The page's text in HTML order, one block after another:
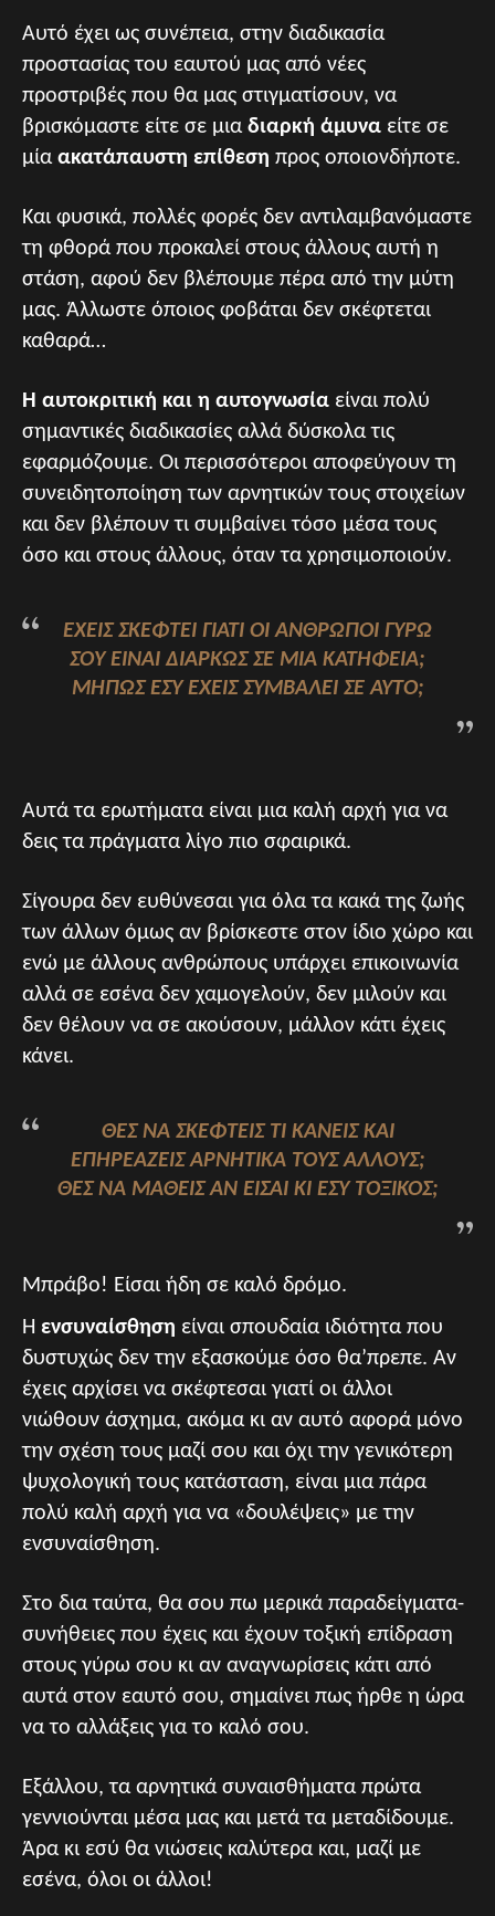
Αυτό έχει ως συνέπεια, στην διαδικασία
προστασίας του εαυτού μας από νέες
προστριβές που θα μας στιγματίσουν, να
βρισκόμαστε είτε σε μια διαρκή άμυνα είτε σε
μία ακατάπαυστη επίθεση προς οποιονδήποτε.
Και φυσικά, πολλές φορές δεν αντιλαμβανόμαστε
τη φθορά που προκαλεί στους άλλους αυτή η
στάση, αφού δεν βλέπουμε πέρα από την μύτη
μας. Άλλωστε όποιος φοβάται δεν σκέφτεται
καθαρά…
Η αυτοκριτική και η αυτογνωσία είναι πολύ
σημαντικές διαδικασίες αλλά δύσκολα τις
εφαρμόζουμε. Οι περισσότεροι αποφεύγουν τη
συνειδητοποίηση των αρνητικών τους στοιχείων
και δεν βλέπουν τι συμβαίνει τόσο μέσα τους
όσο και στους άλλους, όταν τα χρησιμοποιούν.
ΈΧΕΙΣ ΣΚΕΦΤΕΊ ΓΙΑΤΊ ΟΙ ΆΝΘΡΩΠΟΙ ΓΎΡΩ
ΣΟΥ ΕΊΝΑΙ ΔΙΑΡΚΏΣ ΣΕ ΜΙΑ ΚΑΤΉΦΕΙΑ;
ΜΉΠΩΣ ΕΣΎ ΈΧΕΙΣ ΣΥΜΒΆΛΕΙ ΣΕ ΑΥΤΌ;
Αυτά τα ερωτήματα είναι μια καλή αρχή για να
δεις τα πράγματα λίγο πιο σφαιρικά.
Σίγουρα δεν ευθύνεσαι για όλα τα κακά της ζωής
των άλλων όμως αν βρίσκεστε στον ίδιο χώρο και
ενώ με άλλους ανθρώπους υπάρχει επικοινωνία
αλλά σε εσένα δεν χαμογελούν, δεν μιλούν και
δεν θέλουν να σε ακούσουν, μάλλον κάτι έχεις
κάνει.
ΘΕΣ ΝΑ ΣΚΕΦΤΕΊΣ ΤΙ ΚΆΝΕΙΣ ΚΑΙ
ΕΠΗΡΕΆΖΕΙΣ ΑΡΝΗΤΙΚΆ ΤΟΥΣ ΆΛΛΟΥΣ;
ΘΕΣ ΝΑ ΜΆΘΕΙΣ ΑΝ ΕΊΣΑΙ ΚΙ ΕΣΎ ΤΟΞΙΚΌΣ;
Μπράβο! Είσαι ήδη σε καλό δρόμο.
Η ενσυναίσθηση είναι σπουδαία ιδιότητα που
δυστυχώς δεν την εξασκούμε όσο θα’πρεπε. Αν
έχεις αρχίσει να σκέφτεσαι γιατί οι άλλοι
νιώθουν άσχημα, ακόμα κι αν αυτό αφορά μόνο
την σχέση τους μαζί σου και όχι την γενικότερη
ψυχολογική τους κατάσταση, είναι μια πάρα
πολύ καλή αρχή για να «δουλέψεις» με την
ενσυναίσθηση.
Στο δια ταύτα, θα σου πω μερικά παραδείγματα-
συνήθειες που έχεις και έχουν τοξική επίδραση
στους γύρω σου κι αν αναγνωρίσεις κάτι από
αυτά στον εαυτό σου, σημαίνει πως ήρθε η ώρα
να το αλλάξεις για το καλό σου.
Εξάλλου, τα αρνητικά συναισθήματα πρώτα
γεννιούνται μέσα μας και μετά τα μεταδίδουμε.
Άρα κι εσύ θα νιώσεις καλύτερα και, μαζί με
εσένα, όλοι οι άλλοι!